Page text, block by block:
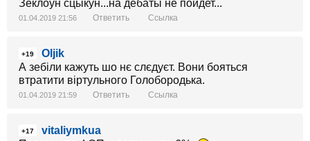
Зеклоун сцыкун...на дебаты не пойдет...
01.04.2019 21:56 Ответить Ссылка
+19
Oljik
А зебіли кажуть шо нє слєдуєт. Вони бояться
втратити віртульного Голобородька.
01.04.2019 21:59 Ответить Ссылка
+17
vitaliymkua